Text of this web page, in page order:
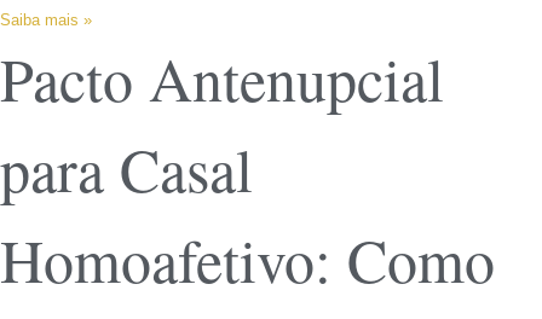
Saiba mais »
Pacto Antenupcial
para Casal
Homoafetivo: Como